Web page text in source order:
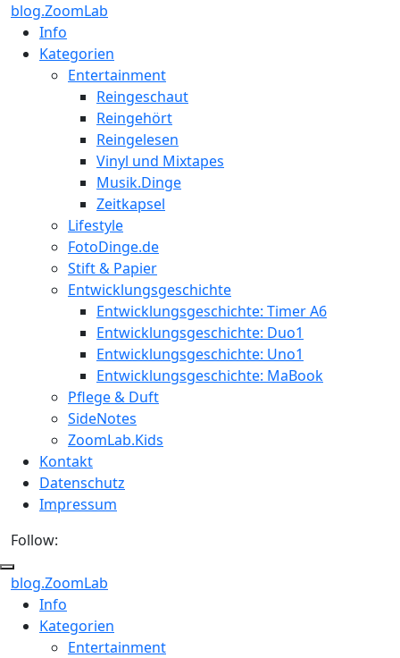
blog.ZoomLab
Info
Kategorien
Entertainment
Reingeschaut
Reingehört
Reingelesen
Vinyl und Mixtapes
Musik.Dinge
Zeitkapsel
Lifestyle
FotoDinge.de
Stift & Papier
Entwicklungsgeschichte
Entwicklungsgeschichte: Timer A6
Entwicklungsgeschichte: Duo1
Entwicklungsgeschichte: Uno1
Entwicklungsgeschichte: MaBook
Pflege & Duft
SideNotes
ZoomLab.Kids
Kontakt
Datenschutz
Impressum
Follow:
blog.ZoomLab
ZoomLab
//
Info
Kategorien
Entertainment